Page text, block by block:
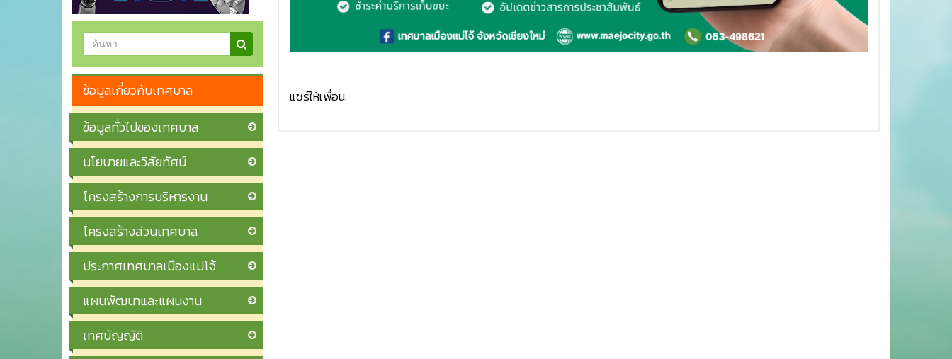
ข้อมูลเกี่ยวกับเทศบาล
ข้อมูลทั่วไปของเทศบาล
นโยบายและวิสัยทัศน์
โครงสร้างการบริหารงาน
โครงสร้างส่วนเทศบาล
ประกาศเทศบาลเมืองแม่โจ้
แผนพัฒนาและแผนงาน
เทศบัญญัติ
แชร์ให้เพื่อน: